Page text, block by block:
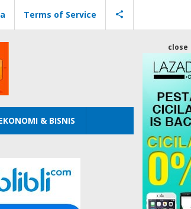
Terms of Service
& BISNIS
close